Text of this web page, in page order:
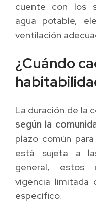
cuente con los
agua potable,
ventilación
¿Cuándo
La duración de la
según la
plazo común
está sujeta a
general, estos
vigencia limitada
específico.